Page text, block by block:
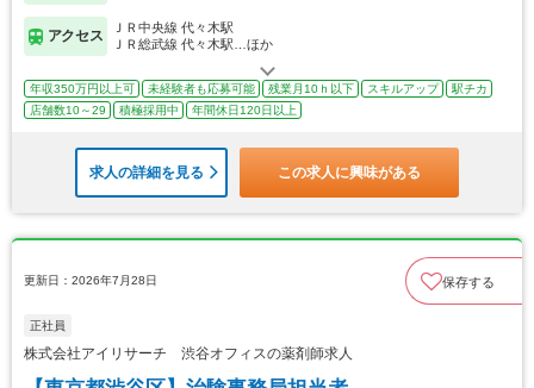
アクセス
ＪＲ中央線 代々木駅
ＪＲ総武線 代々木駅…ほか
年収350万円以上可 未経験者も応募可能 残業月10ｈ以下 スキルアップ
駅チカ
店舗数10～29
積極採用中 年間休日120日以上
求人の詳細を見る この求人に興味がある
更新日：2026年7月28日 保存する
正社員
株式会社アイリサーチ 渋谷オフィスの薬剤師求人